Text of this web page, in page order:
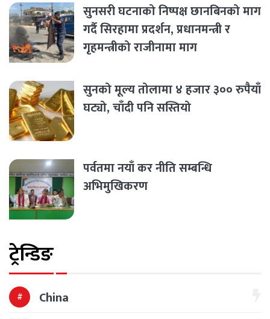
सुनसरी घटनाको निष्पक्ष छानबिनको माग
गर्दै सिरहामा प्रदर्शन, प्रधानमन्त्री र
गृहमन्त्रीको राजीनामा माग
सुनको मूल्य तोलामा ४ हजार ३०० रुपैयाँ
घट्यो, चाँदी पनि सस्तियो
पर्वतमा नयाँ कर नीति सम्बन्धि
अभिमुखिकरण
ट्रेन्डिङ
China